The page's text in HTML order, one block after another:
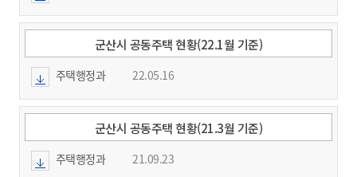
군산시 공동주택 현황(22.1월 기준)
주택행정과 22.05.16
군산시 공동주택 현황(21.3월 기준)
주택행정과 21.09.23